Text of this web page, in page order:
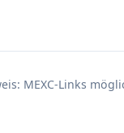
MEXC-Links